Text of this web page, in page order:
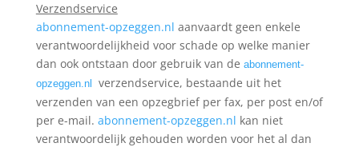
Verzendservice
abonnement-opzeggen.nl aanvaardt geen enkele
verantwoordelijkheid voor schade op welke manier
dan ook ontstaan door gebruik van de abonnement-
opzeggen.nl
verzendservice, bestaande uit het
verzenden van een opzegbrief per fax, per post en/of
per e-mail. abonnement-opzeggen.nl kan niet
verantwoordelijk gehouden worden voor het al dan